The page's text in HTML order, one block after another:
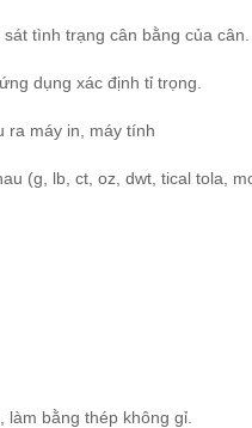
tình trạng cân bằng của cân.
dụng xác định tỉ trọng.
ra máy in, máy tính
(g, lb, ct, oz, dwt, tical tola,
bằng thép không gỉ.